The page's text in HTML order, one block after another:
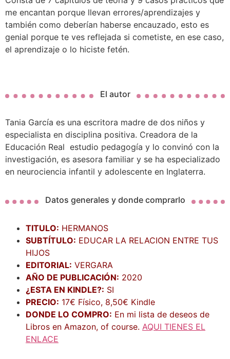
me encantan porque llevan errores/aprendizajes y
también como deberían haberse encauzado, esto es
genial porque te ves reflejada si cometiste, en ese caso,
el aprendizaje o lo hiciste fetén.
El autor
Tania García es una escritora madre de dos niños y
especialista en disciplina positiva. Creadora de la
Educación Real estudio pedagogía y lo convinó con la
investigación, es asesora familiar y se ha especializado
en neurociencia infantil y adolescente en Inglaterra.
Datos generales y donde comprarlo
TITULO: HERMANOS
SUBTÍTULO: EDUCAR LA RELACION ENTRE TUS
HIJOS
EDITORIAL: VERGARA
AÑO DE PUBLICACIÓN: 2020
¿ESTA EN KINDLE?: SI
PRECIO: 17€ Físico, 8,50€ Kindle
DONDE LO COMPRO: En mi lista de deseos de
Libros en Amazon, of course. AQUI TIENES EL
ENLACE